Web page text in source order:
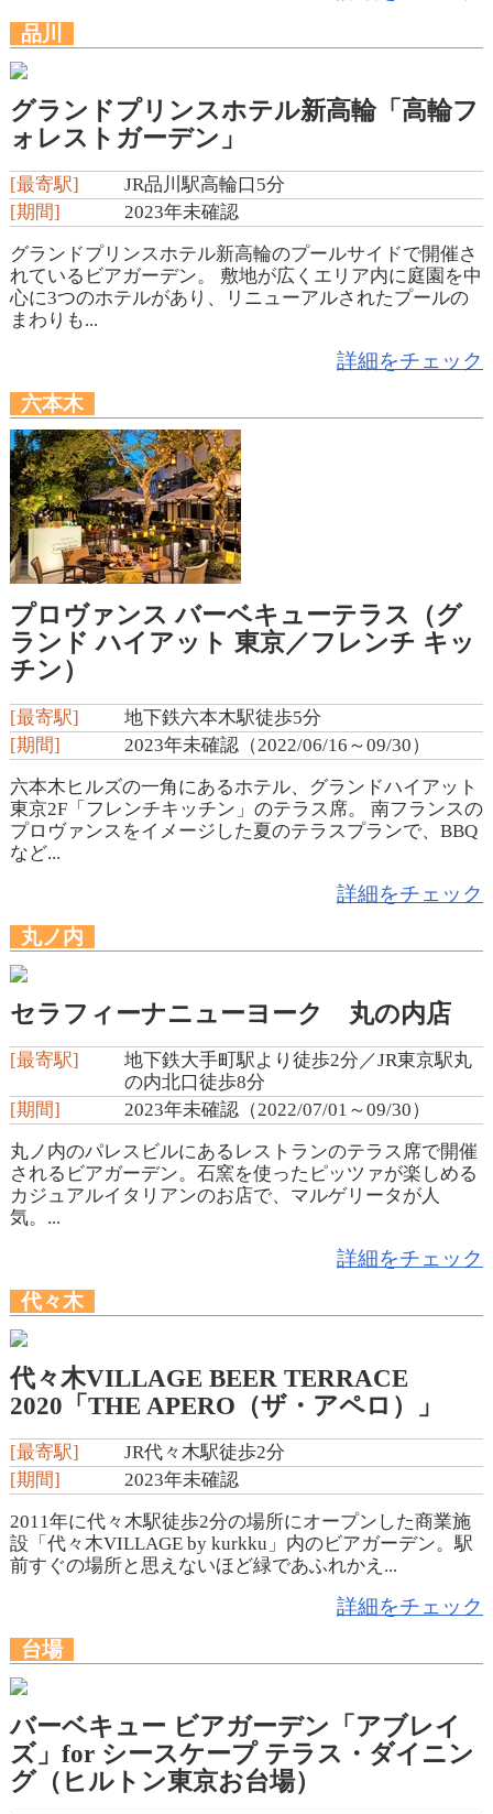
品川
グランドプリンスホテル新高輪「高輪フ
ォレストガーデン」
[最寄駅]
JR品川駅高輪口5分
[期間]
2023年未確認
グランドプリンスホテル新高輪のプールサイドで開催さ
れているビアガーデン。 敷地が広くエリア内に庭園を中
心に3つのホテルがあり、リニューアルされたプールの
まわりも...
詳細をチェック
六本木
プロヴァンス バーベキューテラス（グ
ランド ハイアット 東京／フレンチ キッ
チン）
[最寄駅]
地下鉄六本木駅徒歩5分
[期間]
2023年未確認（2022/06/16～09/30）
六本木ヒルズの一角にあるホテル、グランドハイアット
東京2F「フレンチキッチン」のテラス席。 南フランスの
プロヴァンスをイメージした夏のテラスプランで、BBQ
など...
詳細をチェック
丸ノ内
セラフィーナニューヨーク 丸の内店
[最寄駅]
地下鉄大手町駅より徒歩2分／JR東京駅丸
の内北口徒歩8分
[期間]
2023年未確認（2022/07/01～09/30）
丸ノ内のパレスビルにあるレストランのテラス席で開催
されるビアガーデン。石窯を使ったピッツァが楽しめる
カジュアルイタリアンのお店で、マルゲリータが人
気。...
詳細をチェック
代々木
代々木VILLAGE BEER TERRACE
2020「THE APERO（ザ・アペロ）」
[最寄駅]
JR代々木駅徒歩2分
[期間]
2023年未確認
2011年に代々木駅徒歩2分の場所にオープンした商業施
設「代々木VILLAGE by kurkku」内のビアガーデン。駅
前すぐの場所と思えないほど緑であふれかえ...
詳細をチェック
台場
バーベキュー ビアガーデン「アブレイ
ズ」for シースケープ テラス・ダイニン
グ（ヒルトン東京お台場）